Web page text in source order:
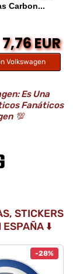
Carbon...
7,76 EUR
Volkswagen
Es Una
Fanáticos
💯
STICKERS
ESPAÑA ⬇️
-28%